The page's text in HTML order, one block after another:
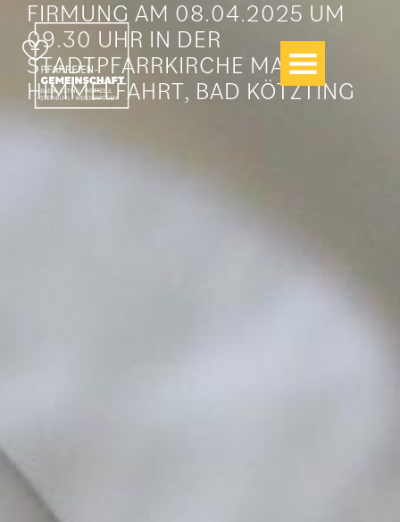
Zum
Inhalt
springen
FIRMUNG AM 08.04.2025 UM
09.30 UHR IN DER
STADTPFARRKIRCHE MARIÄ
HIMMELFAHRT, BAD KÖTZTING